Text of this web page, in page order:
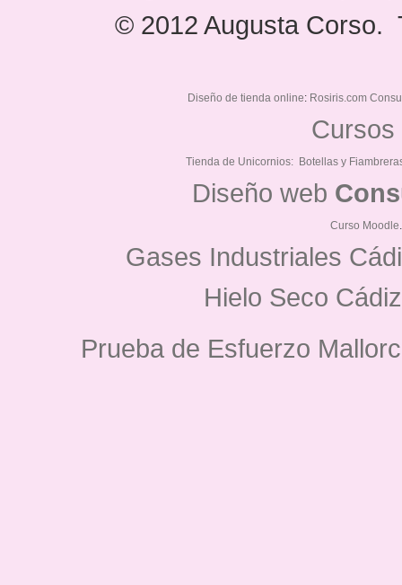
© 2012 Augusta Corso.
Diseño de tienda online: Rosiris.com
Cursos
Tienda de Unicornios: Botellas y
Diseño web
Curso Moodle
Gases Industriales
Hielo Seco Cádiz
Prueba de Esfuerzo